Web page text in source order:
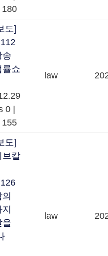
180
도]
송
률쇼
0
155
law
도]
브칼
을
law